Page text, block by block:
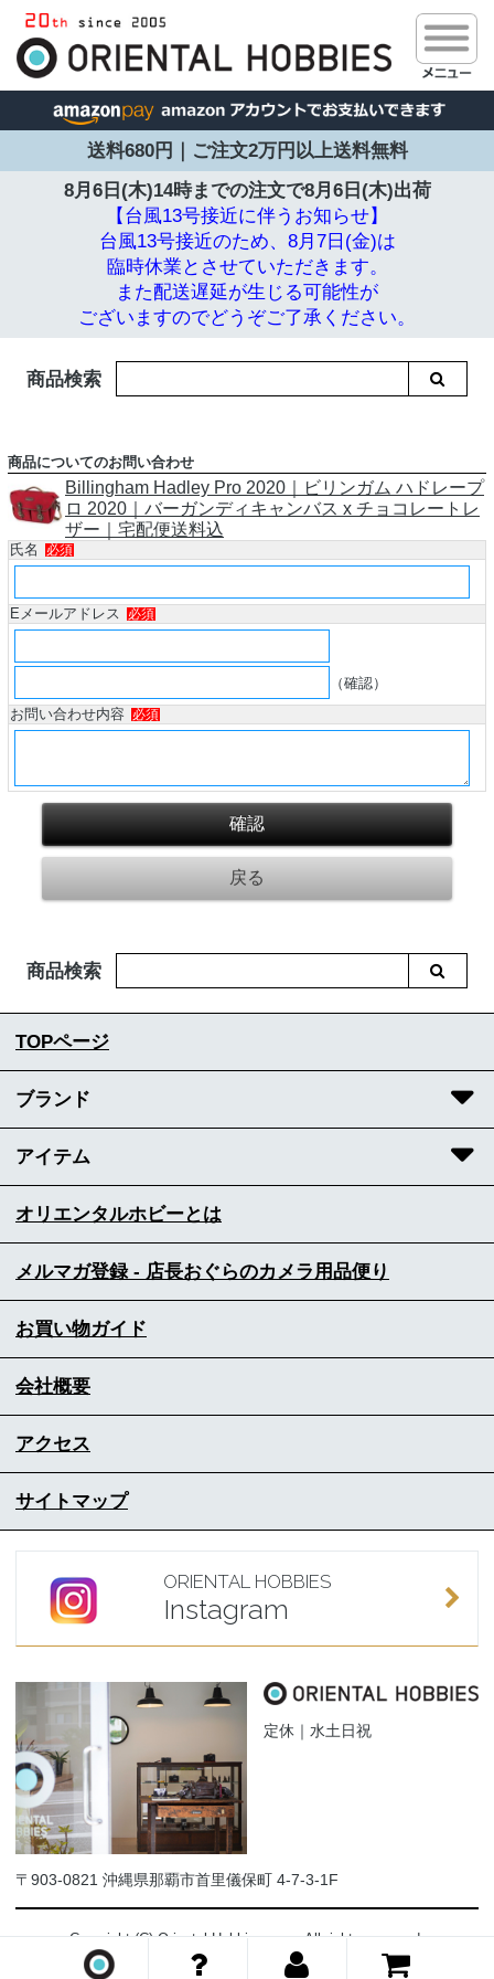
送料680円｜ご注文2万円以上送料無料
8月6日(木)14時までの注文で8月6日(木)出荷
【台風13号接近に伴うお知らせ】
台風13号接近のため、8月7日(金)は
臨時休業とさせていただきます。
また配送遅延が生じる可能性が
ございますのでどうぞご了承ください。
商品検索
商品についてのお問い合わせ
Billingham Hadley Pro 2020｜ビリンガム ハドレープ
ロ 2020｜バーガンディキャンバス x チョコレートレ
ザー｜宅配便送料込
氏名 必須
Eメールアドレス 必須
（確認）
お問い合わせ内容
必須
商品検索
TOPページ
ブランド
アイテム
オリエンタルホビーとは
メルマガ登録 - 店長おぐらのカメラ用品便り
お買い物ガイド
会社概要
アクセス
サイトマップ
ORIENTAL HOBBIES
Instagram
定休｜水土日祝
〒903-0821 沖縄県那覇市首里儀保町 4-7-3-1F
Copyright (C) Oriental-Hobbies.com. All rights reserved.